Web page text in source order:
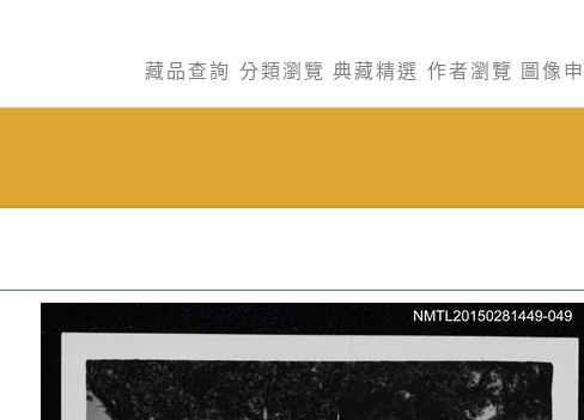
藏品查詢 分類瀏覽 典藏精選 作者瀏覽 圖像